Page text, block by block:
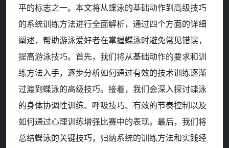
平的标志之一。本文将从蝶泳的基础动作到高级技巧
的系统训练方法进行全面解析，通过四个方面的详细
阐述，帮助游泳爱好者在掌握蝶泳时避免常见错误，
提高游泳技巧。首先，我们将从基础动作的要求和训
练方法入手，逐步分析如何通过有效的技术训练逐渐
过渡到蝶泳的高级技巧。接着，我们会深入探讨蝶泳
的身体协调性训练、呼吸技巧、有效的节奏控制以及
如何通过心理训练增强比赛中的表现。最后，我们将
总结蝶泳的关键技巧，归纳系统的训练方法和实践经